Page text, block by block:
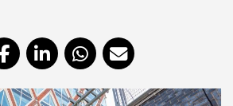
via XDeel via Facebook
Deel via LinkedInDeel via WhatsApp